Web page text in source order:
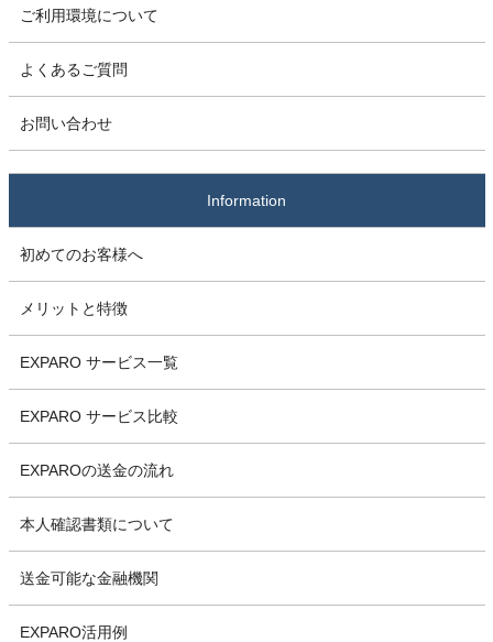
ご利用環境について
よくあるご質問
お問い合わせ
Information
初めてのお客様へ
メリットと特徴
EXPARO サービス一覧
EXPARO サービス比較
EXPAROの送金の流れ
本人確認書類について
送金可能な金融機関
EXPARO活用例